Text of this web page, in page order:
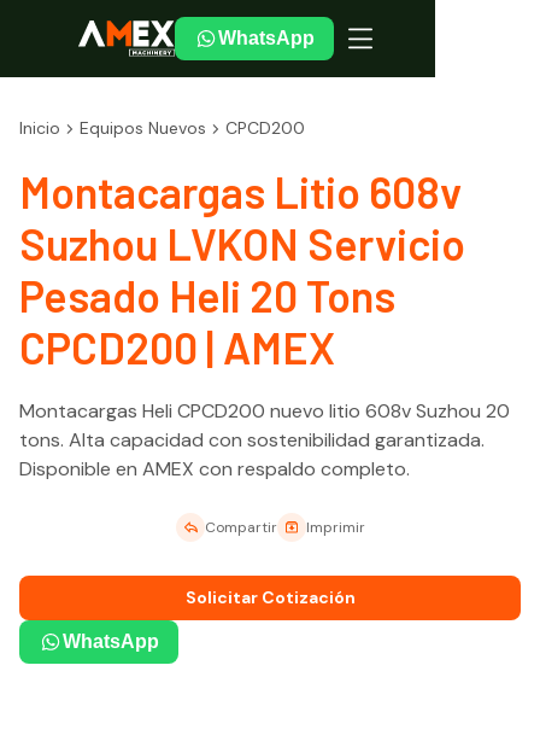
WhatsApp
Inicio Equipos Nuevos CPCD200
Montacargas Litio 608v
Suzhou LVKON Servicio
Pesado Heli 20 Tons
CPCD200 | AMEX
Montacargas Heli CPCD200 nuevo litio 608v Suzhou 20
tons. Alta capacidad con sostenibilidad garantizada.
Disponible en AMEX con respaldo completo.
Compartir Imprimir
Solicitar Cotización
WhatsApp